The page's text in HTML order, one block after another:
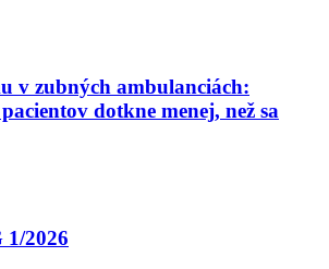
v zubných ambulanciách:
dotkne menej, než sa
2026